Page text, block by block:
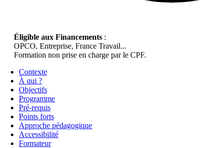
Éligible aux Financements :
OPCO, Entreprise, France Travail...
Formation non prise en charge par le CPF.
Contexte
À qui ?
Objectifs
Programme
Pré-requis
Points forts
Approche pédagogique
Accessibilité
Formateur